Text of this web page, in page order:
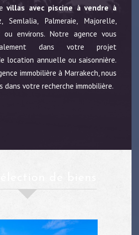
villas avec piscine à vendre à
Semlalia, Palmeraie, Majorelle,
ou environs. Notre agence vous
dans votre projet
location annuelle ou saisonnière.
immobilière à Marrakech, nous
dans votre recherche immobilière.